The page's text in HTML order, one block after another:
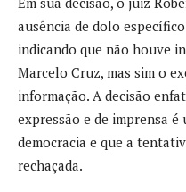
ausência de dolo
indicando que não houve
Marcelo Cruz, mas sim o
informação. A decisão
expressão e de imprensa
democracia e que a
rechaçada.